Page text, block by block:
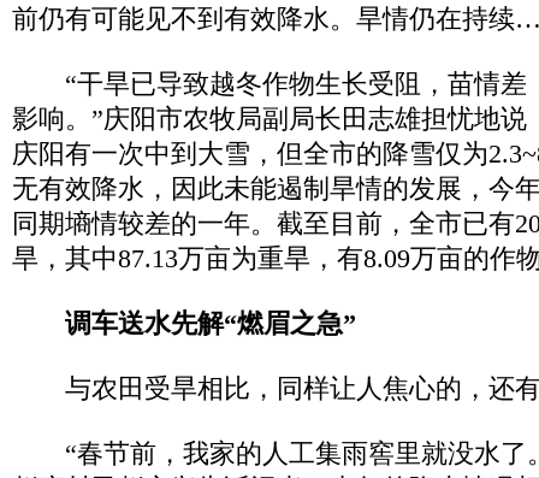
前仍有可能见不到有效降水。旱情仍在持
“干旱已导致越冬作物生长受阻，苗情差
影响。”庆阳市农牧局副局长田志雄担忧地说
庆阳有一次中到大雪，但全市的降雪仅为
无有效降水，因此未能遏制旱情的发展，今
同期墒情较差的一年。截至目前，全市已有
旱，其中87.13万亩为重旱，有8.09万亩的作
调车送水先解“燃眉之急”
与农田受旱相比，同样让人焦心的，还
“春节前，我家的人工集雨窖里就没水了